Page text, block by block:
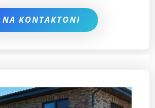
NA KONTAKTONI